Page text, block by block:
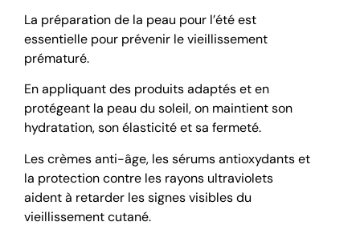
La préparation de la peau pour l’été est
essentielle pour prévenir le vieillissement
prématuré.
En appliquant des produits adaptés et en
protégeant la peau du soleil, on maintient son
hydratation, son élasticité et sa fermeté.
Les crèmes anti-âge, les sérums antioxydants et
la protection contre les rayons ultraviolets
aident à retarder les signes visibles du
vieillissement cutané.